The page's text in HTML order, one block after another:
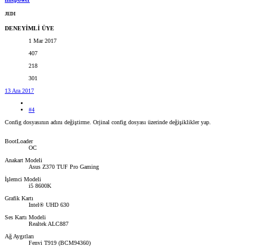
JEDI
DENEYİMLİ ÜYE
1 Mar 2017
407
218
301
13 Ara 2017
#4
Config dosyasının adını değiştirme. Orjinal config dosyası üzerinde değişiklikler yap.
BootLoader
OC
Anakart Modeli
Asus Z370 TUF Pro Gaming
İşlemci Modeli
i5 8600K
Grafik Kartı
Intel® UHD 630
Ses Kartı Modeli
Realtek ALC887
Ağ Aygıtları
Fenvi T919 (BCM94360)